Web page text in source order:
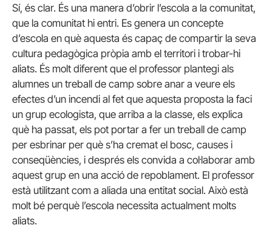
Sí, és clar. És una manera d’obrir l’escola a la comunitat,
que la comunitat hi entri. Es genera un concepte
d’escola en què aquesta és capaç de compartir la seva
cultura pedagògica pròpia amb el territori i trobar-hi
aliats. És molt diferent que el professor plantegi als
alumnes un treball de camp sobre anar a veure els
efectes d’un incendi al fet que aquesta proposta la faci
un grup ecologista, que arriba a la classe, els explica
què ha passat, els pot portar a fer un treball de camp
per esbrinar per què s’ha cremat el bosc, causes i
conseqüències, i després els convida a col·laborar amb
aquest grup en una acció de repoblament. El professor
està utilitzant com a aliada una entitat social. Això està
molt bé perquè l’escola necessita actualment molts
aliats.